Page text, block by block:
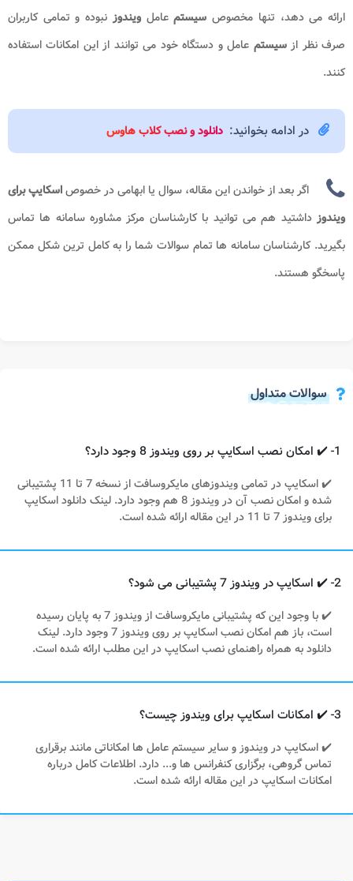
ارائه می دهد، تنها مخصوص سیستمعاملویندوز نبوده و تمامی کاربران
صرف نظر ازسیستم عامل و دستگاه خود می توانند از این امکانات استفاده
کنند.
در ادامه بخوانید: دانلود و نصب کلاب هاوس
اگر بعد از خواندن این مقاله، سوال یا ابهامی در خصوصاسکایپ برای
ویندوزداشتید هم می توانید با کارشناسان مرکز مشاوره سامانه ها تماس
بگیرید. کارشناسان سامانه ها تمام سوالات شما را به کامل ترین شکل ممکن
پاسخگو هستند.
سوالات متداول
1- ✔️ امکان نصب اسکایپ بر روی ویندوز 8 وجود دارد؟
✔️ اسکایپ در تمامی ویندوزهای مایکروسافت از نسخه 7 تا 11 پشتیبانی
شده و امکان نصب آن در ویندوز 8 هم وجود دارد. لینک دانلود اسکایپ
برای ویندوز 7 تا 11 در این مقاله ارائه شده است.
2- ✔️ اسکایپ در ویندوز 7 پشتیبانی می شود؟
✔️ با وجود این که پشتیبانی مایکروسافت از ویندوز 7 به پایان رسیده
است، باز هم امکان نصب اسکایپ بر روی ویندوز 7 وجود دارد. لینک
دانلود به همراه راهنمای نصب اسکایپ در این مطلب ارائه شده است.
3- ✔️ امکانات اسکایپ برای ویندوز چیست؟
✔️ اسکایپ در ویندوز و سایر سیستم عامل ها امکاناتی مانند برقراری
تماس گروهی، برگزاری کنفرانس ها و... دارد. اطلاعات کامل درباره
امکانات اسکایپ در این مقاله ارائه شده است.